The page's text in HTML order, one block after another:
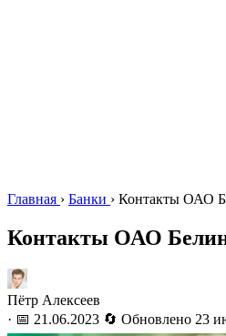
Главная › Банки › Контакты ОАО
Контакты ОАО
Пётр Алексеев
· 📅 21.06.2023 🔄 Обновлено 23